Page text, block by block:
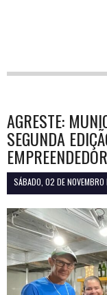
AGRESTE:
SEGUNDA
SÁBADO, 02 DE